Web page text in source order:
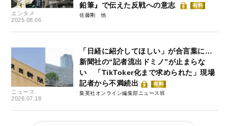
エンタメ
2025.08.06
鉛筆』で伝えた反戦への意志
有料
佐藤剛
ニュース
2026.07.18
「日経に紹介してほしい」が合言葉に…
新聞社の“記者流出ドミノ”が止まらな
い 「TikToker化まで求められた」現場
記者から不満続出
有料
集英社オンライン編集部ニュース班